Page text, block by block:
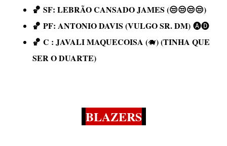
🏀 SF: LEBRÃO CANSADO JAMES (😒😒😒😒)
🏀 PF: ANTONIO DAVIS (VULGO SR. DM) 🅐🅓
🏀 C : JAVALI MAQUECOISA (🐗) (TINHA QUE
SER O DUARTE)
BLAZERS